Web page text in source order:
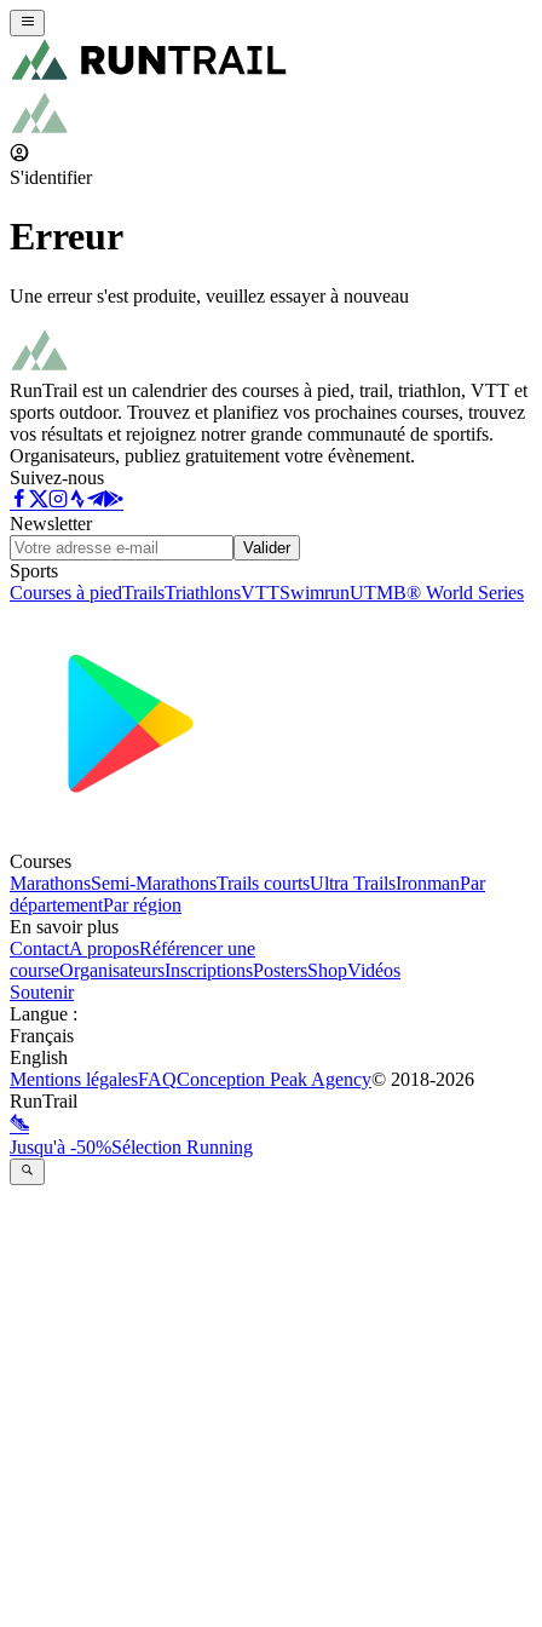
S'identifier
Erreur
Une erreur s'est produite, veuillez essayer à nouveau
RunTrail est un calendrier des courses à pied, trail, triathlon, VTT et
sports outdoor. Trouvez et planifiez vos prochaines courses, trouvez
vos résultats et rejoignez notrer grande communauté de sportifs.
Organisateurs, publiez gratuitement votre évènement.
Suivez-nous
Newsletter
Valider
Sports
Courses à piedTrailsTriathlonsVTTSwimrunUTMB® World Series
Courses
MarathonsSemi-MarathonsTrails courtsUltra TrailsIronmanPar
départementPar région
En savoir plus
ContactA proposRéférencer une
courseOrganisateursInscriptionsPostersShopVidéos
Soutenir
Langue :
Français
English
Mentions légalesFAQConception Peak Agency© 2018-2026
RunTrail
Jusqu'à -50%Sélection Running